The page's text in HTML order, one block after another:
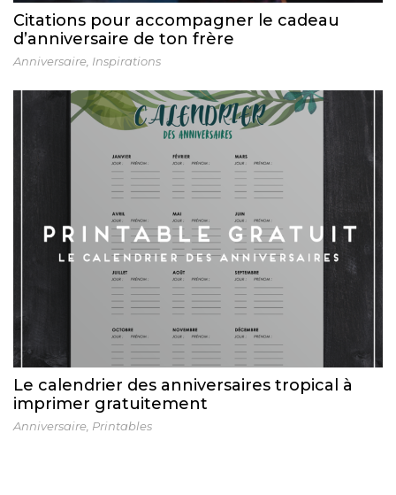
Citations pour accompagner le cadeau
d’anniversaire de ton frère
Anniversaire Inspirations
Le calendrier des anniversaires tropical à
imprimer gratuitement
Anniversaire, Printables